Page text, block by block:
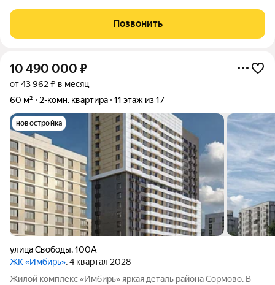
необходимое находится в шаговой доступности: транспортные
маршруты, торговые точки,
Позвонить
10 490 000 ₽
от 43 962 ₽ в месяц
60 м²
2-комн. квартира 11 этаж из 17
новостройка
улица Свободы,100А
ЖК «Имбирь», 4 квартал 2028
Жилой комплекс «Имбирь» яркая деталь района Сормово. В